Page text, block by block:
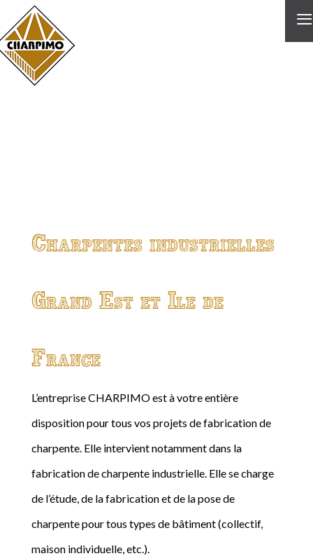
≡
Charpentes industrielles
Grand Est et Ile de
France
L’entreprise CHARPIMO est à votre entière
disposition pour tous vos projets de fabrication de
charpente. Elle intervient notamment dans la
fabrication de charpente industrielle. Elle se charge
de l’étude, de la fabrication et de la pose de
charpente pour tous types de bâtiment (collectif,
maison individuelle, etc.).